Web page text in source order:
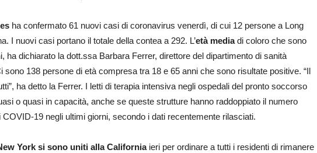
ha confermato 61 nuovi casi di coronavirus venerdì, di cui 12 persone a Long
I nuovi casi portano il totale della contea a 292. L’etàmediadi coloro che sono
i, ha dichiarato la dott.ssa Barbara Ferrer, direttore del dipartimento di sanità
sono 138 persone di età compresa tra 18 e 65 anni che sono risultate positive. “Il
ha detto la Ferrer. I letti di terapia intensiva negli ospedali del pronto soccorso
o quasi in capacità, anche se queste strutture hanno raddoppiato il numero
19 negli ultimi giorni, secondo i dati recentemente rilasciati.
York si sono uniti alla California ieri per ordinare a tutti i residenti di rimanere